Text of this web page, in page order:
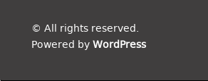
© All rights reserved.
Powered by WordPress